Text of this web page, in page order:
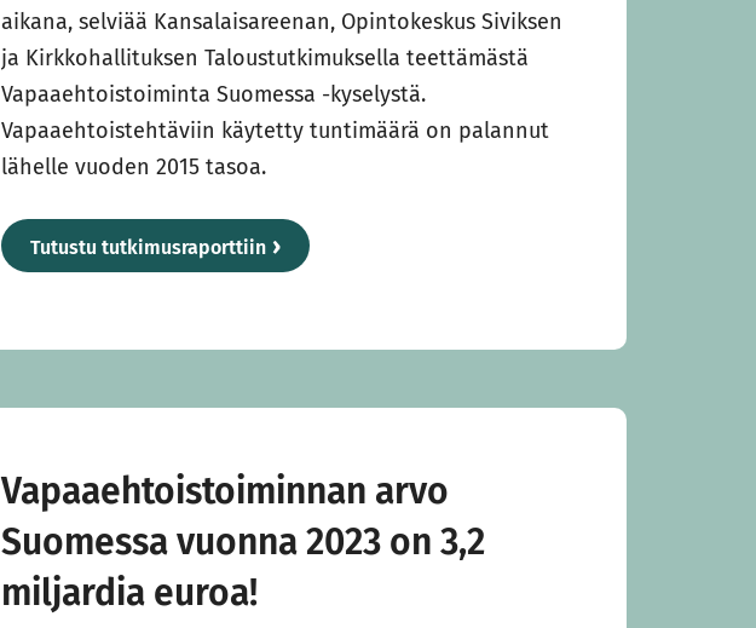
aikana, selviää Kansalaisareenan, Opintokeskus Siviksen
ja Kirkkohallituksen Taloustutkimuksella teettämästä
Vapaaehtoistoiminta Suomessa -kyselystä.
Vapaaehtoistehtäviin käytetty tuntimäärä on palannut
lähelle vuoden 2015 tasoa.
Tutustu tutkimusraporttiin
Vapaaehtoistoiminnan arvo
Suomessa vuonna 2023 on 3,2
miljardia euroa!